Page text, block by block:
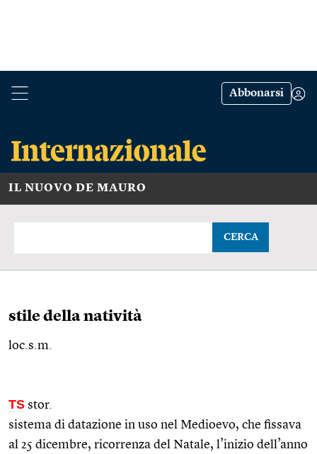
Abbonarsi
IL NUOVO DE MAURO
CERCA
stile della natività
loc.s.m.
TS stor.
sistema di datazione in uso nel Medioevo, che fissava
al 25 dicembre, ricorrenza del Natale, l’inizio dell’anno